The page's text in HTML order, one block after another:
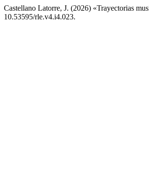
Castellano Latorre, J. (2026) «Trayectorias
10.53595/rle.v4.i4.023.